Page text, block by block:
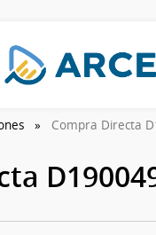
Compra Directa